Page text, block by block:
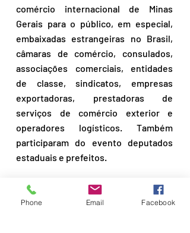
comércio internacional de Minas
Gerais para o público, em especial,
embaixadas estrangeiras no Brasil,
câmaras de comércio, consulados,
associações comerciais, entidades
de classe, sindicatos, empresas
exportadoras, prestadoras de
serviços de comércio exterior e
operadores logísticos. Também
participaram do evento deputados
estaduais e prefeitos.
Foram realizados vários painéis,
como por exemplo, o de resultados
Phone Email Facebook